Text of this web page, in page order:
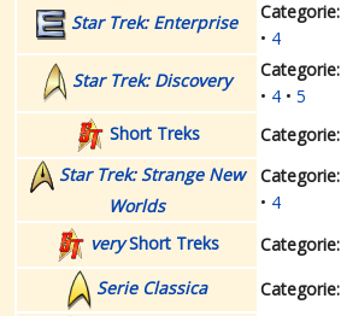
Star Trek: Enterprise
4
Star Trek: Discovery
4
5
Short Treks
Star Trek: Strange New
Worlds
4
veryShort Treks
Serie Classica